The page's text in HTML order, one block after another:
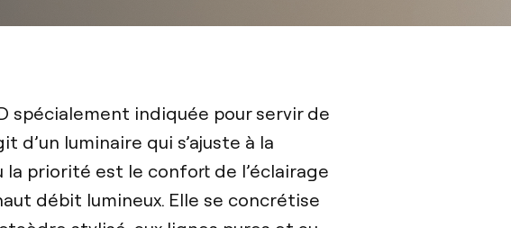
spécialement indiquée pour servir de
d’un luminaire qui s’ajuste à la
la priorité est le confort de l’éclairage
débit lumineux. Elle se concrétise